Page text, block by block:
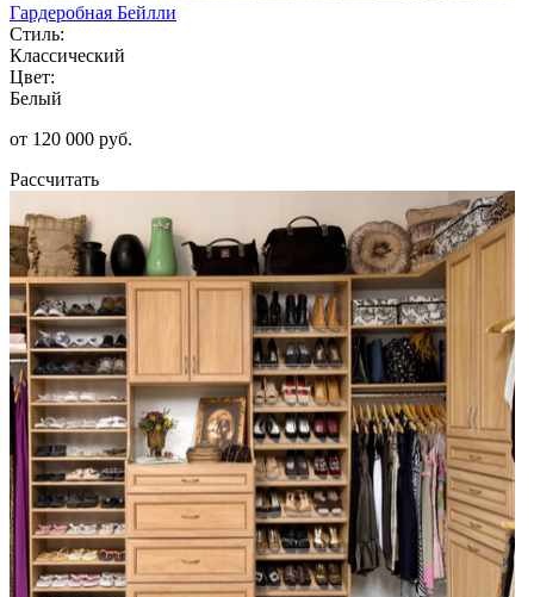
Гардеробная Бейлли
Стиль:
Классический
Цвет:
Белый
от 120 000 руб.
Рассчитать